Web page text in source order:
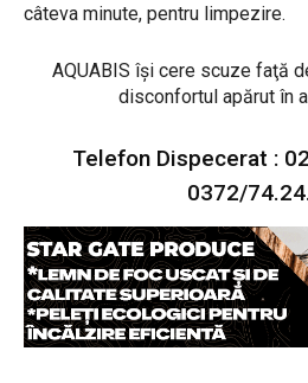
câteva minute, pentru limpezire.
AQUABIS îşi cere scuze faţă
disconfortul apărut în
Telefon Dispecerat :
0372/